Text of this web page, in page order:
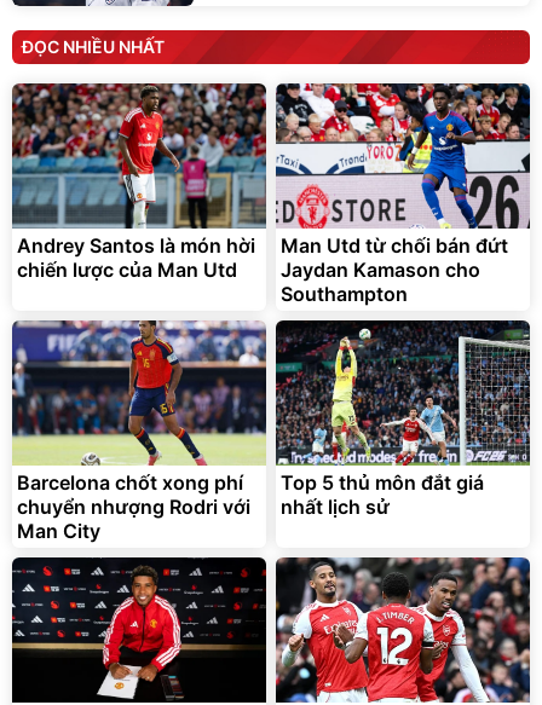
ĐỌC NHIỀU NHẤT
Andrey Santos là món hời
chiến lược của Man Utd
Man Utd từ chối bán đứt
Jaydan Kamason cho
Southampton
Barcelona chốt xong phí
chuyển nhượng Rodri với
Man City
Top 5 thủ môn đắt giá
nhất lịch sử